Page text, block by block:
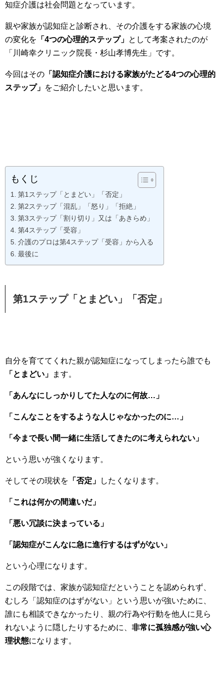
知症介護は社会問題となっています。
親や家族が認知症と診断され、その介護をする家族の心境
の変化を 「4つの心理的ステップ」 として考案されたのが
「川崎幸クリニック院長・杉山孝博先生」です。
今回はその 「認知症介護における家族がたどる4つの心理的
ステップ」 をご紹介したいと思います。
もくじ
第1ステップ「とまどい」「否定」
第2ステップ「混乱」「怒り」「拒絶」
第3ステップ「割り切り」又は「あきらめ」
第4ステップ「受容」
介護のプロは第4ステップ「受容」から入る
最後に
第1ステップ「とまどい」「否定」
自分を育ててくれた親が認知症になってしまったら誰でも
「とまどい」
ます。
「あんなにしっかりしてた人なのに何故…」
「こんなことをするような人じゃなかったのに…」
「今まで長い間一緒に生活してきたのに考えられない」
という思いが強くなります。
そしてその現状を 「否定」 したくなります。
「これは何かの間違いだ」
「悪い冗談に決まっている」
「認知症がこんなに急に進行するはずがない」
という心理になります。
この段階では、家族が認知症だということを認められず、
むしろ「認知症のはずがない」という思いが強いために、
誰にも相談できなかったり、親の行為や行動を他人に見ら
れないように隠したりするために、 非常に孤独感が強い心
理状態になります。